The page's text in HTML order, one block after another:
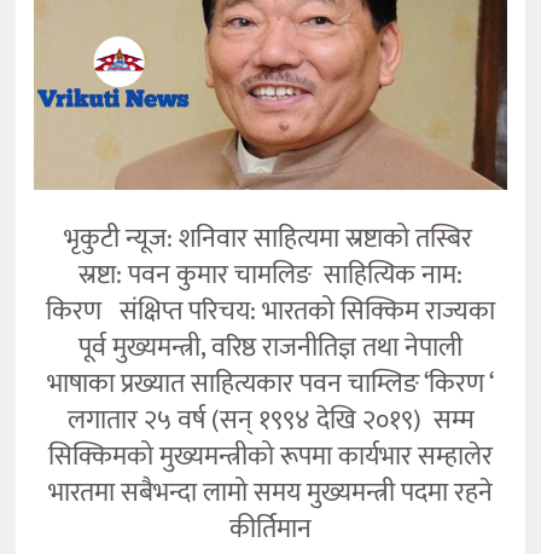
भृकुटी न्यूज: शनिवार साहित्यमा स्रष्टाको तस्बिर
स्रष्टा: पवन कुमार चामलिङ साहित्यिक नाम:
किरण संक्षिप्त परिचय: भारतको सिक्किम राज्यका
पूर्व मुख्यमन्त्री, वरिष्ठ राजनीतिज्ञ तथा नेपाली
भाषाका प्रख्यात साहित्यकार पवन चाम्लिङ ‘किरण ‘
लगातार २५ वर्ष (सन् १९९४ देखि २०१९) सम्म
सिक्किमको मुख्यमन्त्रीको रूपमा कार्यभार सम्हालेर
भारतमा सबैभन्दा लामो समय मुख्यमन्त्री पदमा रहने
कीर्तिमान